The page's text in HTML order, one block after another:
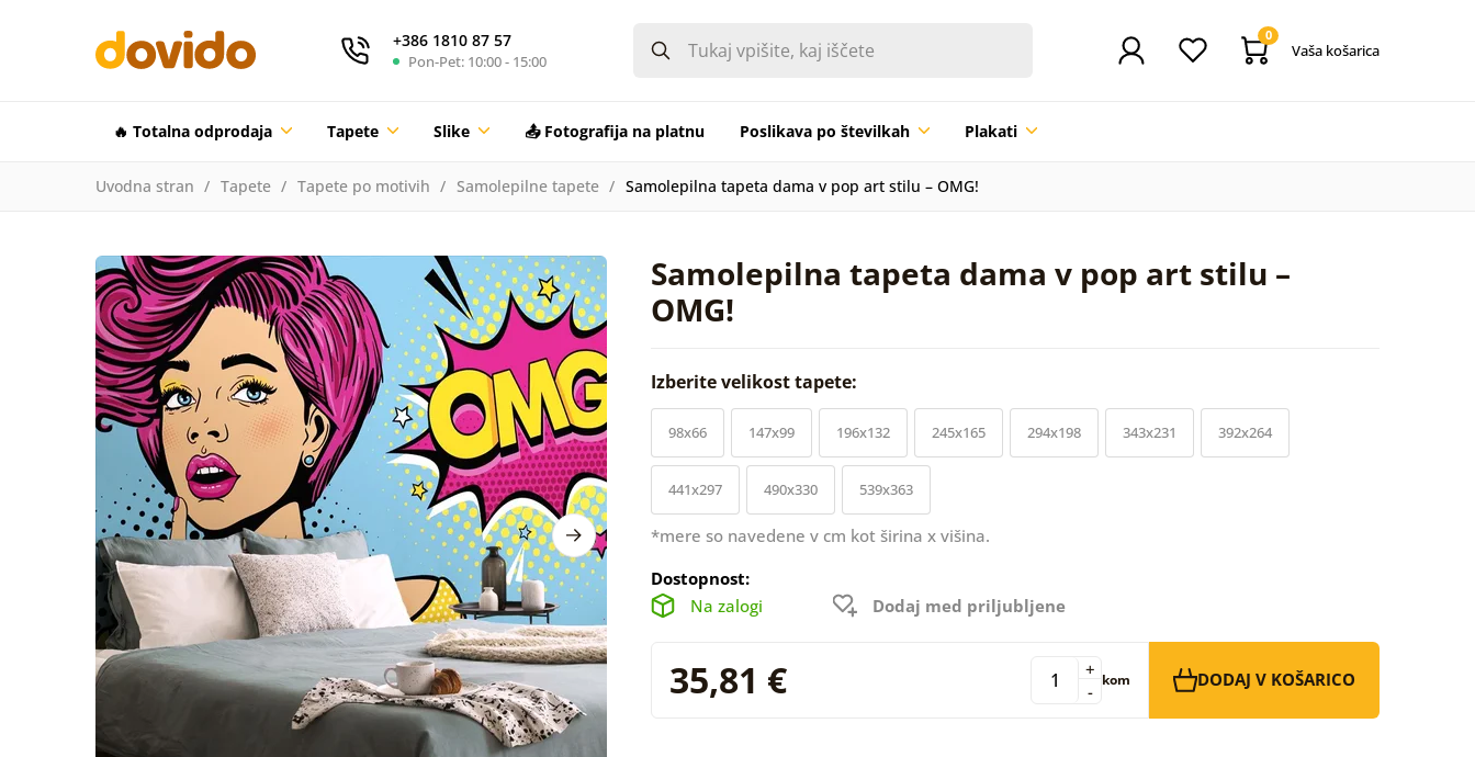
+386 1810 87 57
Pon-Pet: 10:00 - 15:00
0
Vaša košarica
🔥 Totalna odprodaja Tapete Slike 📤 Fotografija na platnu Poslikava po številkah Plakati
Uvodna stran Tapete Tapete po motivih Samolepilne tapete Samolepilna tapeta dama v pop art stilu – OMG!
Samolepilna tapeta dama v pop art stilu –
OMG!
Izberite velikost tapete:
98x66 147x99 196x132 245x165 294x198 343x231 392x264
441x297 490x330 539x363
*mere so navedene v cm kot širina x višina.
Dostopnost:
Na zalogi
Dodaj med priljubljene
35,81 € -
+ kom DODAJ V KOŠARICO